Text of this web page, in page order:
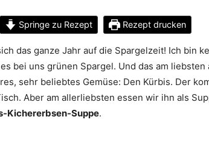
Springe zu Rezept Rezept drucken
das ganze Jahr auf die Spargelzeit! Ich bin
bei uns grünen Spargel. Und das am liebsten
sehr beliebtes Gemüse: Den Kürbis. Der
Aber am allerliebsten essen wir ihn als
Kichererbsen-Suppe.